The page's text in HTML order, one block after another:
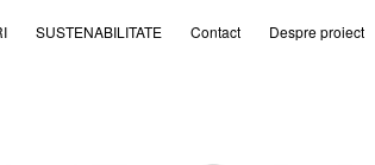
SUSTENABILITATE Contact Despre proiect